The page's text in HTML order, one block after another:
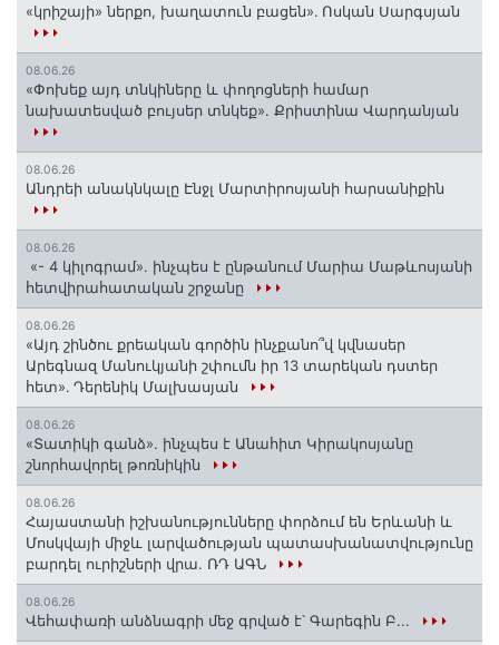
«կրիշայի» ներքո, խաղատուն բացեն»․ Ոսկան Սարգսյան
08.06.26
«Փոխեք այդ տնկիները և փողոցների համար
նախատեսված բույսեր տնկեք». Քրիստինա Վարդանյան
08.06.26
Անդրեի անակնկալը Էնջլ Մարտիրոսյանի հարսանիքին
08.06.26
«- 4 կիլոգրամ». ինչպես է ընթանում Մարիա Մաթևոսյանի
հետվիրահատական շրջանը
08.06.26
«Այդ շինծու քրեական գործին ինչքանո՞վ կվնասեր
Արեգնազ Մանուկյանի շփումն իր 13 տարեկան դստեր
հետ»․ Դերենիկ Մալխասյան
08.06.26
«Տատիկի գանձ». ինչպես է Անահիտ Կիրակոսյանը
շնորհավորել թոռնիկին
08.06.26
Հայաստանի իշխանությունները փորձում են Երևանի և
Մոսկվայի միջև լարվածության պատասխանատվությունը
բարդել ուրիշների վրա. ՌԴ ԱԳՆ
08.06.26
Վեհափառի անձնագրի մեջ գրված է՝ Գարեգին Բ...